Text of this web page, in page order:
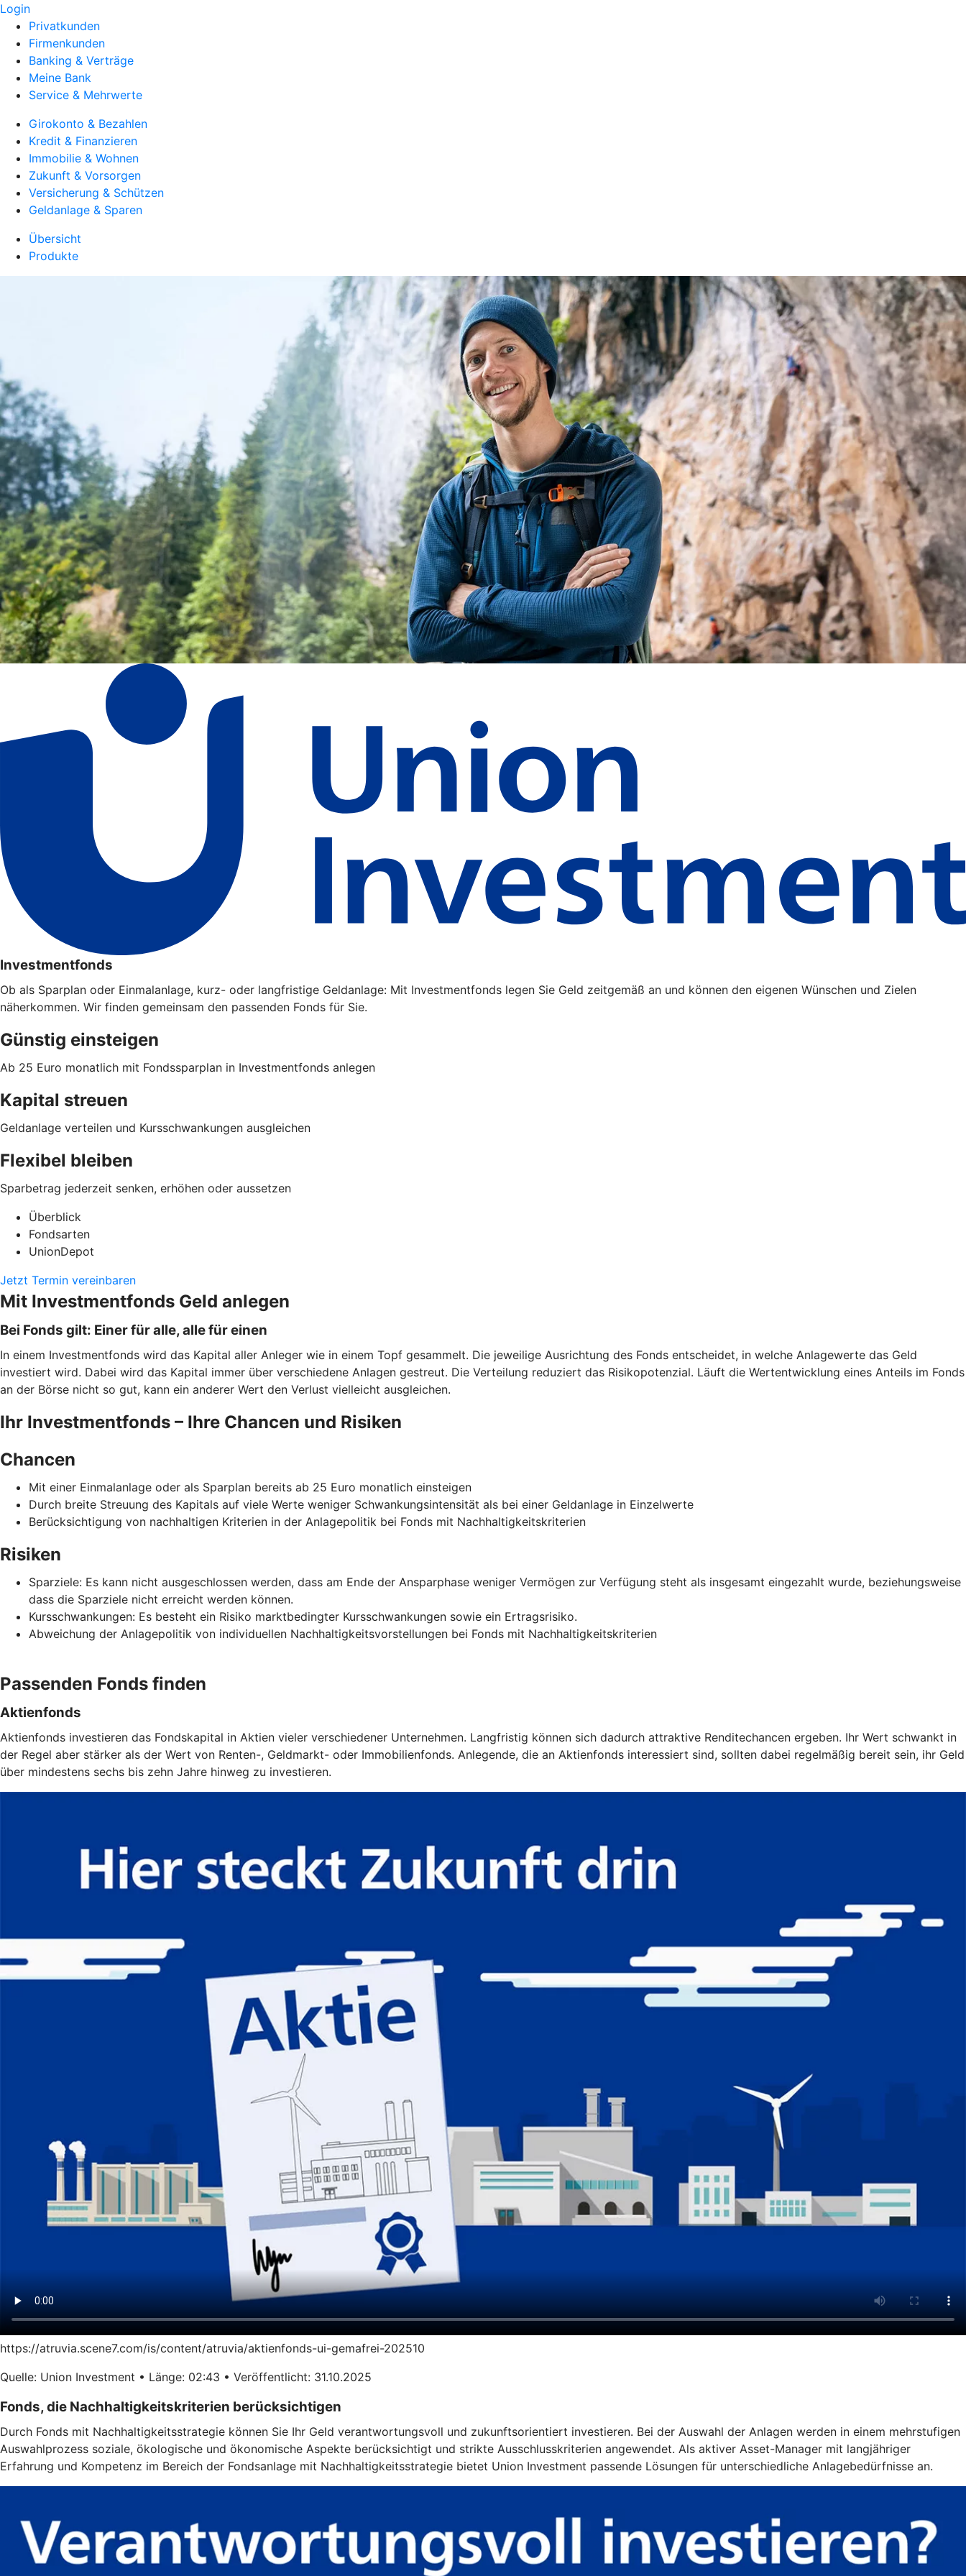
Login
Privatkunden
Firmenkunden
Banking & Verträge
Meine Bank
Service & Mehrwerte
Girokonto & Bezahlen
Kredit & Finanzieren
Immobilie & Wohnen
Zukunft & Vorsorgen
Versicherung & Schützen
Geldanlage & Sparen
Übersicht
Produkte
Investmentfonds
Ob als Sparplan oder Einmalanlage, kurz- oder langfristige Geldanlage: Mit Investmentfonds legen Sie Geld zeitgemäß an und können den eigenen Wünschen und Zielen
näherkommen. Wir finden gemeinsam den passenden Fonds für Sie.
Günstig einsteigen
Ab 25 Euro monatlich mit Fondssparplan in Investmentfonds anlegen
Kapital streuen
Geldanlage verteilen und Kursschwankungen ausgleichen
Flexibel bleiben
Sparbetrag jederzeit senken, erhöhen oder aussetzen
Überblick
Fondsarten
UnionDepot
Jetzt Termin vereinbaren
Mit Investmentfonds Geld anlegen
Bei Fonds gilt: Einer für alle, alle für einen
In einem Investmentfonds wird das Kapital aller Anleger wie in einem Topf gesammelt. Die jeweilige Ausrichtung des Fonds entscheidet, in welche Anlagewerte das Geld
investiert wird. Dabei wird das Kapital immer über verschiedene Anlagen gestreut. Die Verteilung reduziert das Risikopotenzial. Läuft die Wertentwicklung eines Anteils im Fonds
an der Börse nicht so gut, kann ein anderer Wert den Verlust vielleicht ausgleichen.
Ihr Investmentfonds – Ihre Chancen und Risiken
Chancen
Mit einer Einmalanlage oder als Sparplan bereits ab 25 Euro monatlich einsteigen
Durch breite Streuung des Kapitals auf viele Werte weniger Schwankungsintensität als bei einer Geldanlage in Einzelwerte
Berücksichtigung von nachhaltigen Kriterien in der Anlagepolitik bei Fonds mit Nachhaltigkeitskriterien
Risiken
Sparziele: Es kann nicht ausgeschlossen werden, dass am Ende der Ansparphase weniger Vermögen zur Verfügung steht als insgesamt eingezahlt wurde, beziehungsweise
dass die Sparziele nicht erreicht werden können.
Kursschwankungen: Es besteht ein Risiko marktbedingter Kursschwankungen sowie ein Ertragsrisiko.
Abweichung der Anlagepolitik von individuellen Nachhaltigkeitsvorstellungen bei Fonds mit Nachhaltigkeitskriterien
Passenden Fonds finden
Aktienfonds
Aktienfonds investieren das Fondskapital in Aktien vieler verschiedener Unternehmen. Langfristig können sich dadurch attraktive Renditechancen ergeben. Ihr Wert schwankt in
der Regel aber stärker als der Wert von Renten-, Geldmarkt- oder Immobilienfonds. Anlegende, die an Aktienfonds interessiert sind, sollten dabei regelmäßig bereit sein, ihr Geld
über mindestens sechs bis zehn Jahre hinweg zu investieren.
https://atruvia.scene7.com/is/content/atruvia/aktienfonds-ui-gemafrei-202510
Quelle: Union Investment • Länge: 02:43 • Veröffentlicht: 31.10.2025
Fonds, die Nachhaltigkeitskriterien berücksichtigen
Durch Fonds mit Nachhaltigkeitsstrategie können Sie Ihr Geld verantwortungsvoll und zukunftsorientiert investieren. Bei der Auswahl der Anlagen werden in einem mehrstufigen
Auswahlprozess soziale, ökologische und ökonomische Aspekte berücksichtigt und strikte Ausschlusskriterien angewendet. Als aktiver Asset-Manager mit langjähriger
Erfahrung und Kompetenz im Bereich der Fondsanlage mit Nachhaltigkeitsstrategie bietet Union Investment passende Lösungen für unterschiedliche Anlagebedürfnisse an.